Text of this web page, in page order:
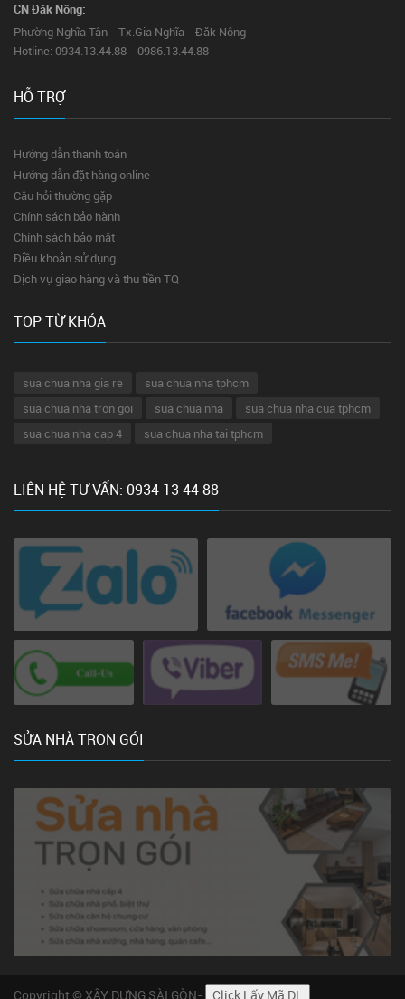
CN Đăk Nông:
Phường Nghĩa Tân - Tx.Gia Nghĩa - Đăk Nông
Hotline: 0934.13.44.88 - 0986.13.44.88
HỖ TRỢ
Hướng dẫn thanh toán
Hướng dẫn đặt hàng online
Câu hỏi thường gặp
Chính sách bảo hành
Chính sách bảo mật
Điều khoản sử dụng
Dịch vụ giao hàng và thu tiền TQ
TOP TỪ KHÓA
sua chua nha gia re
sua chua nha tphcm
sua chua nha tron goi
sua chua nha
sua chua nha cua tphcm
sua chua nha cap 4
sua chua nha tai tphcm
LIÊN HỆ TƯ VẤN: 0934 13 44 88
SỬA NHÀ TRỌN GÓI
Copyright © XÂY DỰNG SÀI GÒN- Click Lấy Mã DL